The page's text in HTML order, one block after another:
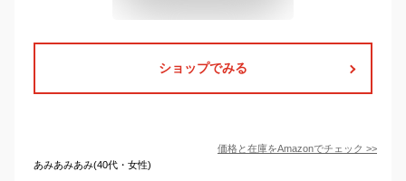
ショップでみる
価格と在庫をAmazonでチェック >>
あみあみあみ(40代・女性)